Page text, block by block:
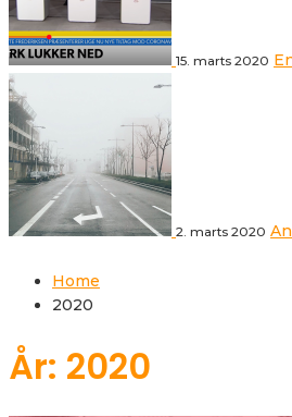
15. marts 2020
2. marts 2020
Home
2020
År: 2020